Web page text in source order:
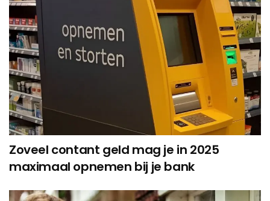
Zoveel contant geld mag je in 2025
maximaal opnemen bij je bank